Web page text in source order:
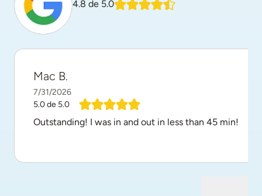
4.8 de 5.0
Mac B.
7/31/2026
5.0de 5.0
Outstanding! I was in and out in less than 45 min!